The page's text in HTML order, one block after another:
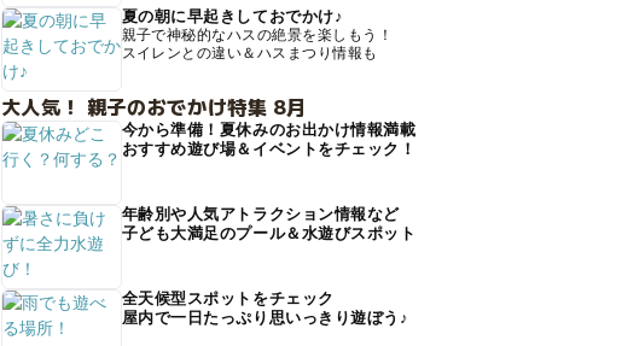
夏の朝に早起きしておでかけ♪
親子で神秘的なハスの絶景を楽しもう！
スイレンとの違い＆ハスまつり情報も
大人気！ 親子のおでかけ特集 8月
今から準備！夏休みのお出かけ情報満載
おすすめ遊び場＆イベントをチェック！
年齢別や人気アトラクション情報など
子ども大満足のプール＆水遊びスポット
全天候型スポットをチェック
屋内で一日たっぷり思いっきり遊ぼう♪